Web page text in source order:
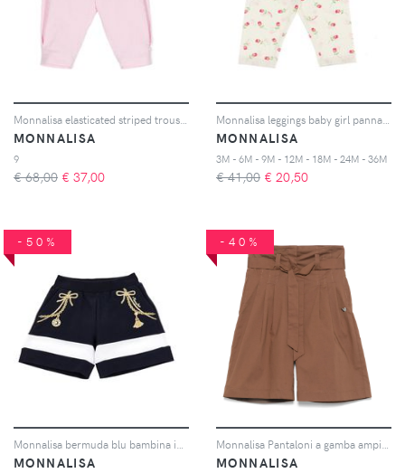
MONNALISA
9
€ 68,00 € 37,00
MONNALISA
3M - 6M - 9M - 12M - 18M - 24M - 36M
€ 41,00 € 20,50
-50%
MONNALISA
-40%
MONNALISA